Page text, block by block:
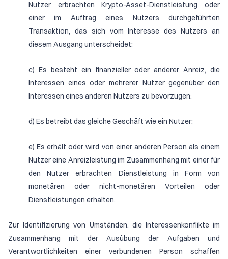
Nutzer erbrachten Krypto-Asset-Dienstleistung oder
einer im Auftrag eines Nutzers durchgeführten
Transaktion, das sich vom Interesse des Nutzers an
diesem Ausgang unterscheidet;
c) Es besteht ein finanzieller oder anderer Anreiz, die
Interessen eines oder mehrerer Nutzer gegenüber den
Interessen eines anderen Nutzers zu bevorzugen;
d) Es betreibt das gleiche Geschäft wie ein Nutzer;
e) Es erhält oder wird von einer anderen Person als einem
Nutzer eine Anreizleistung im Zusammenhang mit einer für
den Nutzer erbrachten Dienstleistung in Form von
monetären oder nicht-monetären Vorteilen oder
Dienstleistungen erhalten.
Zur Identifizierung von Umständen, die Interessenkonflikte im
Zusammenhang mit der Ausübung der Aufgaben und
Verantwortlichkeiten einer verbundenen Person schaffen